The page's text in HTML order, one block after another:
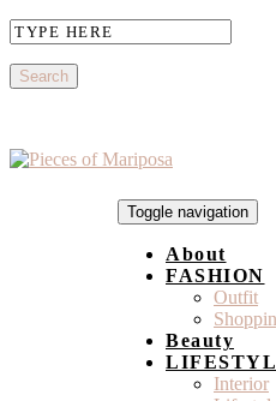
Toggle navigation
About
FASHION
Outfit
Beauty
Interior